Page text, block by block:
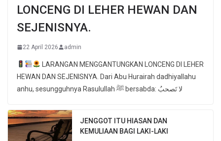
LONCENG DI LEHER HEWAN DAN
SEJENISNYA.
22 April 2026 admin
LARANGAN MENGGANTUNGKAN LONCENG DI LEHER
HEWAN DAN SEJENISNYA. Dari Abu Hurairah dadhiyallahu
anhu, sesungguhnya Rasulullah ﷺ bersabda: لا تَصحبُ
JENGGOT ITU HIASAN DAN
KEMULIAAN BAGI LAKI-LAKI